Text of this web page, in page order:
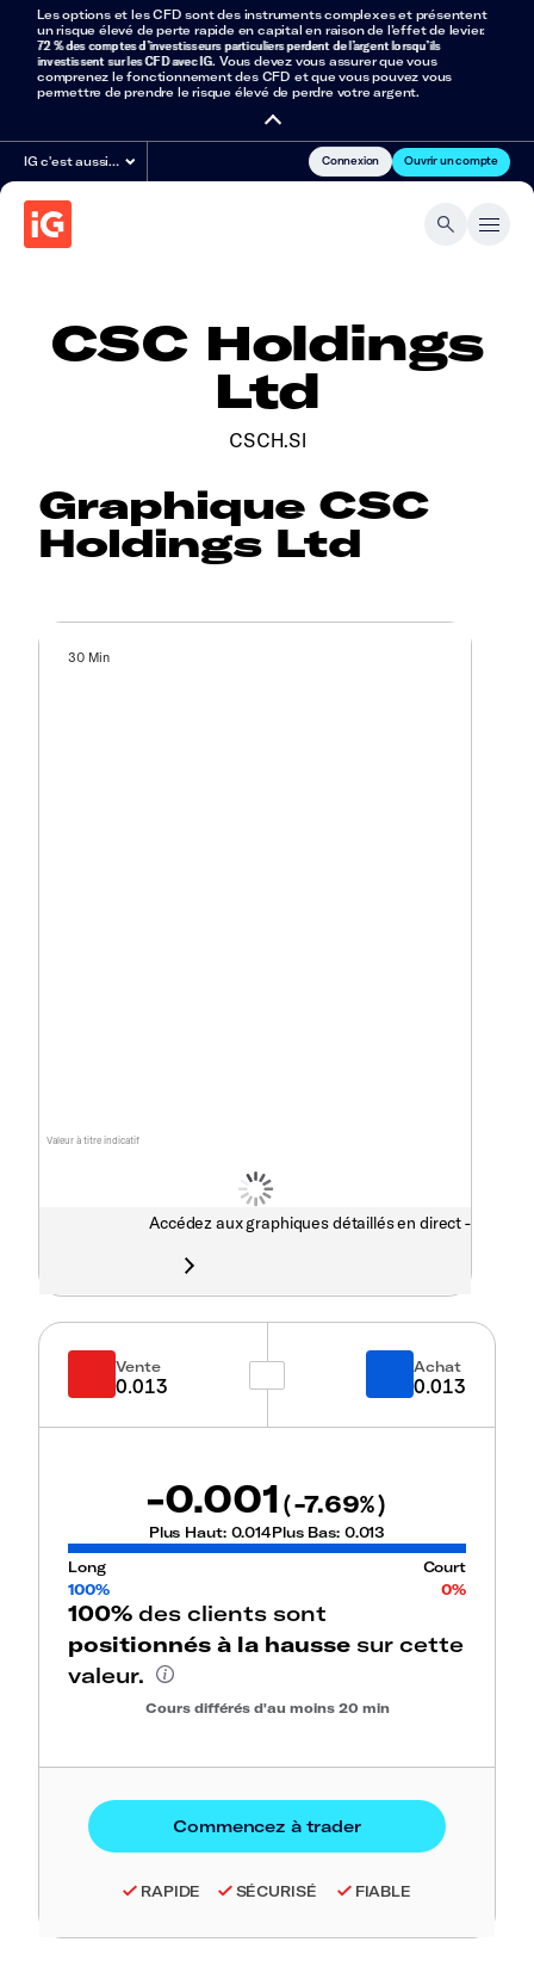
Les options et les CFD sont des instruments complexes et présentent
un risque élevé de perte rapide en capital en raison de l’effet de levier.
72 % des comptes d’investisseurs particuliers perdent de l’argent lorsqu’ils
investissent sur les CFD avec IG. Vous devez vous assurer que vous
comprenez le fonctionnement des CFD et que vous pouvez vous
permettre de prendre le risque élevé de perdre votre argent.
IG c'est aussi… Connexion Ouvrir un compte
CSC Holdings
Ltd
CSCH.SI
Graphique CSC
Holdings Ltd
Valeur à titre indicatif
30 Min
Accédez aux graphiques détaillés en direct -
Vente
0.013
Achat
0.013
-0.001 (-7.69%)
Plus Haut: 0.014Plus Bas: 0.013
Long
Court
100%
0%
100% des clients sont
positionnés à la hausse sur cette
valeur.
Cours différés d'au moins 20 min
RAPIDE SÉCURISÉ FIABLE